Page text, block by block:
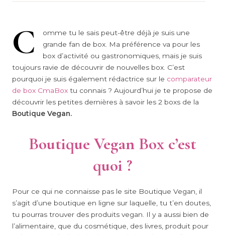
C
omme tu le sais peut-être déjà je suis une
grande fan de box. Ma préférence va pour les
box d’activité ou gastronomiques, mais je suis
toujours ravie de découvrir de nouvelles box. C’est
pourquoi je suis également rédactrice sur le comparateur
de box CmaBox tu connais ? Aujourd’hui je te propose de
découvrir les petites dernières à savoir les 2 boxs de la
Boutique Vegan.
Boutique Vegan Box c’est
quoi ?
Pour ce qui ne connaisse pas le site Boutique Vegan, il
s’agit d’une boutique en ligne sur laquelle, tu t’en doutes,
tu pourras trouver des produits vegan. Il y a aussi bien de
l’alimentaire, que du cosmétique, des livres, produit pour